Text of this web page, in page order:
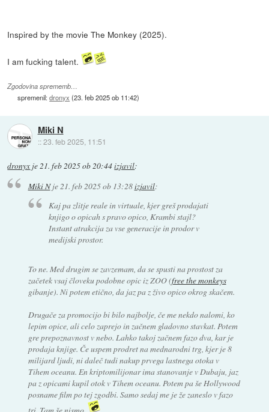
Inspired by the movie The Monkey (2025).
I am fucking talent.
Zgodovina sprememb…
spremenil:dronyx (23. feb 2025 ob 11:42)
Miki N
::23. feb 2025, 11:51
dronyx je21. feb 2025 ob 20:44izjavil:
Miki Nje 21. feb 2025 ob 13:28izjavil:
Kaj pa zlitje reale in virtuale, kjer greš prodajati
knjigo o opicah s pravo opico, Krambi stajl?
Instant atrakcija za vse generacije in prodor v
medijski prostor.
To ne. Med drugim se zavzemam, da se spusti na prostost za
začetek vsaj človeku podobne opic iz ZOO (free the monkeys
gibanje). Ni potem etično, da jaz pa z živo opico okrog skačem.
Drugače za promocijo bi bilo najbolje, če me nekdo nalomi, ko
lepim opice, ali celo zaprejo in začnem gladovno stavkat. Potem
gre prepoznavnost v nebo. Lahko takoj začnem fazo dva, kar je
prodaja knjige. Če uspem prodret na mednarodni trg, kjer je 8
milijard ljudi, ni daleč tudi nakup prvega lastnega otoka v
Tihem oceanu. En kriptomilijonar ima stanovanje v Dubaju, jaz
pa z opicami kupil otok v Tihem oceanu. Potem pa še Hollywood
posname film po tej zgodbi. Samo sedaj me je že zaneslo v fazo